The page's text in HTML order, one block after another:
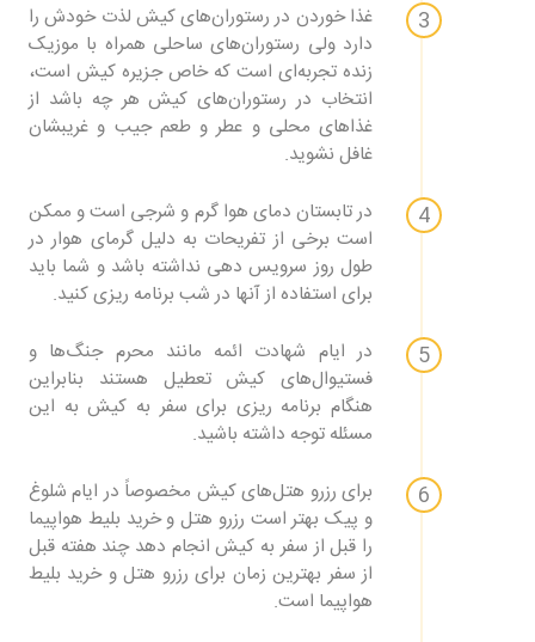
غذا خوردن در رستوران‌های کیش لذت خودش را
دارد ولی رستوران‌های ساحلی همراه با موزیک
زنده تجربه‌ای است که خاص جزیره کیش است،
انتخاب در رستوران‌های کیش هر چه باشد از
غذاهای محلی و عطر و طعم جیب و غریبشان
غافل نشوید.
در تابستان دمای هوا گرم و شرجی است و ممکن
است برخی از تفریحات به دلیل گرمای هوار در
طول روز سرویس دهی نداشته باشد و شما باید
برای استفاده از آنها در شب برنامه ریزی کنید.
در ایام شهادت ائمه مانند محرم جنگ‌ها و
فستیوال‌های کیش تعطیل هستند بنابراین
هنگام برنامه ریزی برای سفر به کیش به این
مسئله توجه داشته باشید.
برای رزرو هتل‌های کیش مخصوصاً در ایام شلوغ
و پیک بهتر است رزرو هتل و خرید بلیط هواپیما
را قبل از سفر به کیش انجام دهد چند هفته قبل
از سفر بهترین زمان برای رزرو هتل و خرید بلیط
هواپیما است.